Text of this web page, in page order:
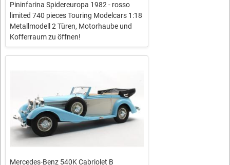
Pininfarina Spidereuropa 1982 - rosso
limited 740 pieces Touring Modelcars 1:18
Metallmodell 2 Türen, Motorhaube und
Kofferraum zu öffnen!
Mercedes-Benz 540K Cabriolet B